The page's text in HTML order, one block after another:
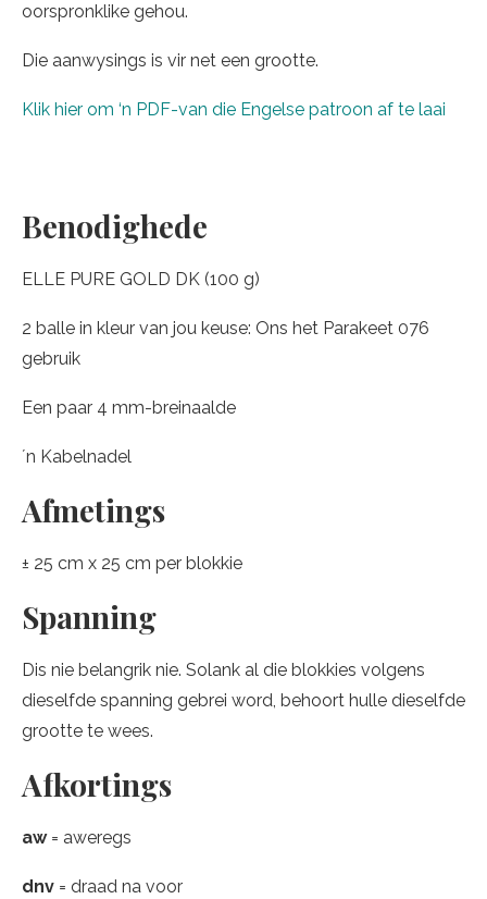
oorspronklike gehou.
Die aanwysings is vir net een grootte.
Klik hier om ‘n PDF-van die Engelse patroon af te laai
Benodighede
ELLE PURE GOLD DK (100 g)
2 balle in kleur van jou keuse: Ons het Parakeet 076
gebruik
Een paar 4 mm-breinaalde
´n Kabelnadel
Afmetings
± 25 cm x 25 cm per blokkie
Spanning
Dis nie belangrik nie. Solank al die blokkies volgens
dieselfde spanning gebrei word, behoort hulle dieselfde
grootte te wees.
Afkortings
aw = aweregs
dnv = draad na voor